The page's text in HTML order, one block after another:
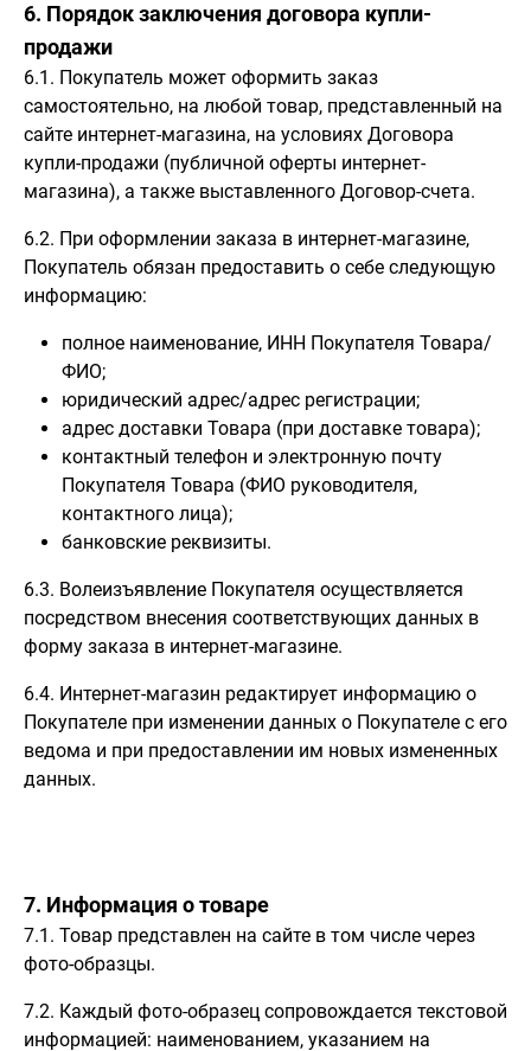
6. Порядок заключения договора купли-
продажи
6.1. Покупатель может оформить заказ
самостоятельно, на любой товар, представленный на
сайте интернет-магазина, на условиях Договора
купли-продажи (публичной оферты интернет-
магазина), а также выставленного Договор-счета.
6.2. При оформлении заказа в интернет-магазине,
Покупатель обязан предоставить о себе следующую
информацию:
полное наименование, ИНН Покупателя Товара/
ФИО;
юридический адрес/адрес регистрации;
адрес доставки Товара (при доставке товара);
контактный телефон и электронную почту
Покупателя Товара (ФИО руководителя,
контактного лица);
банковские реквизиты.
6.3. Волеизъявление Покупателя осуществляется
посредством внесения соответствующих данных в
форму заказа в интернет-магазине.
6.4. Интернет-магазин редактирует информацию о
Покупателе при изменении данных о Покупателе с его
ведома и при предоставлении им новых измененных
данных.
7. Информация о товаре
7.1. Товар представлен на сайте в том числе через
фото-образцы.
7.2. Каждый фото-образец сопровождается текстовой
информацией: наименованием, указанием на